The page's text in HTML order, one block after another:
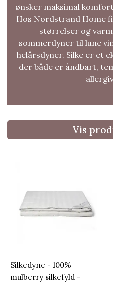
ønsker maksimal
Hos Nordstrand Home
størrelser og
sommerdyner til lune
helårsdyner. Silke er et
der både er åndbart,
Vis
Silkedyne - 100%
mulberry silkefyld -